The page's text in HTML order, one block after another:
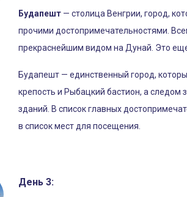
Будапешт — столица Венгрии, город,
прочими достопримечательностями.
прекраснейшим видом на Дунай. Это
Будапешт — единственный город,
крепость и Рыбацкий бастион, а следом
зданий. В список главных
в список мест для посещения.
День 3: